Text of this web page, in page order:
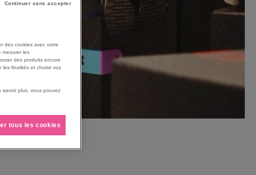
Continuer sans accepter
des cookies avec votre
mesurer les
des produits encore
les finalités et choisir vos
savoir plus, vous pouvez
tous les cookies